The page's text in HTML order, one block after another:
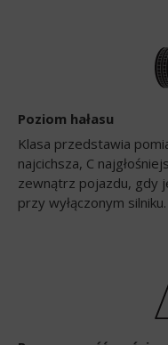
Poziom hałasu
Klasa przedstawia
najcichsza, C
zewnątrz pojazdu, gdy
przy wyłączonym silniku.